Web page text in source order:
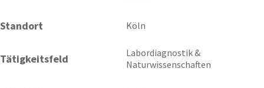
Standort Köln
Tätigkeitsfeld
Labordiagnostik &
Naturwissenschaften